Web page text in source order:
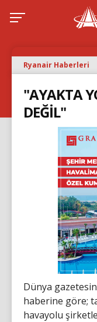
Ryanair Haberleri
"AYAKTA
DEĞİL"
Dünya
haberine göre;
havayolu